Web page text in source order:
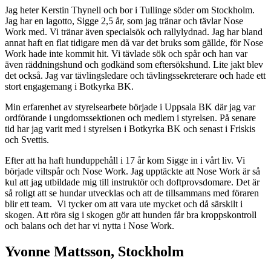
Jag heter Kerstin Thynell och bor i Tullinge söder om Stockholm.
Jag har en lagotto, Sigge 2,5 år, som jag tränar och tävlar Nose
Work med. Vi tränar även specialsök och rallylydnad. Jag har bland
annat haft en flat tidigare men då var det bruks som gällde, för Nose
Work hade inte kommit hit. Vi tävlade sök och spår och han var
även räddningshund och godkänd som eftersökshund. Lite jakt blev
det också. Jag var tävlingsledare och tävlingssekreterare och hade ett
stort engagemang i Botkyrka BK.
Min erfarenhet av styrelsearbete började i Uppsala BK där jag var
ordförande i ungdomssektionen och medlem i styrelsen. På senare
tid har jag varit med i styrelsen i Botkyrka BK och senast i Friskis
och Svettis.
Efter att ha haft hunduppehåll i 17 år kom Sigge in i vårt liv. Vi
började viltspår och Nose Work. Jag upptäckte att Nose Work är så
kul att jag utbildade mig till instruktör och doftprovsdomare. Det är
så roligt att se hundar utvecklas och att de tillsammans med föraren
blir ett team. Vi tycker om att vara ute mycket och då särskilt i
skogen. Att röra sig i skogen gör att hunden får bra kroppskontroll
och balans och det har vi nytta i Nose Work.
Yvonne Mattsson, Stockholm